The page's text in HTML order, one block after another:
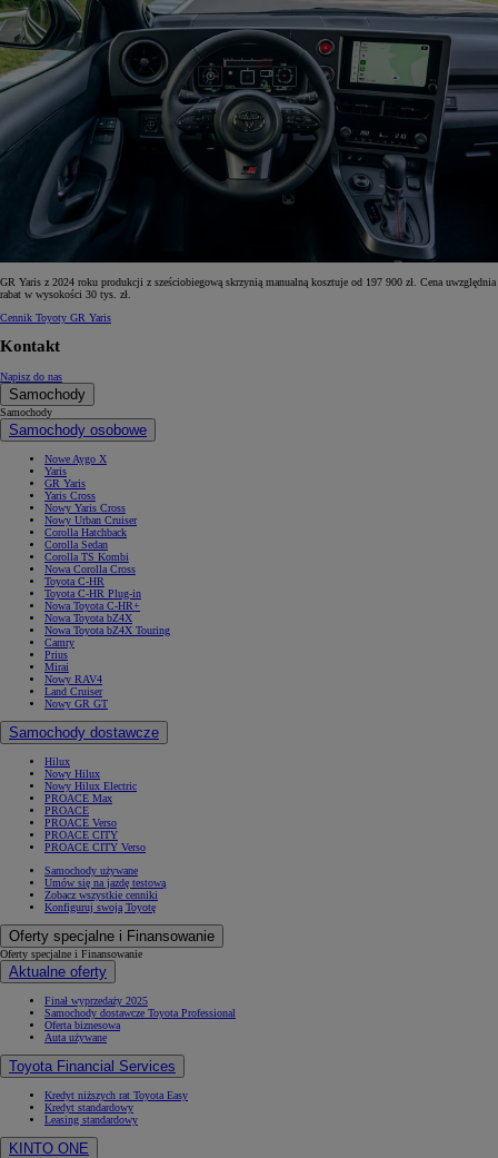
GR Yaris z 2024 roku produkcji z sześciobiegową skrzynią manualną kosztuje od 197 900 zł. Cena uwzględnia
rabat w wysokości 30 tys. zł.
Cennik Toyoty GR Yaris
Kontakt
Napisz do nas
Samochody
Samochody
Samochody osobowe
Nowe Aygo X
Yaris
GR Yaris
Yaris Cross
Nowy Yaris Cross
Nowy Urban Cruiser
Corolla Hatchback
Corolla Sedan
Corolla TS Kombi
Nowa Corolla Cross
Toyota C-HR
Toyota C-HR Plug-in
Nowa Toyota C-HR+
Nowa Toyota bZ4X
Nowa Toyota bZ4X Touring
Camry
Prius
Mirai
Nowy RAV4
Land Cruiser
Nowy GR GT
Samochody dostawcze
Hilux
Nowy Hilux
Nowy Hilux Electric
PROACE Max
PROACE
PROACE Verso
PROACE CITY
PROACE CITY Verso
Samochody używane
Umów się na jazdę testową
Zobacz wszystkie cenniki
Konfiguruj swoją Toyotę
Oferty specjalne i Finansowanie
Oferty specjalne i Finansowanie
Aktualne oferty
Finał wyprzedaży 2025
Samochody dostawcze Toyota Professional
Oferta biznesowa
Auta używane
Toyota Financial Services
Kredyt niższych rat Toyota Easy
Kredyt standardowy
Leasing standardowy
KINTO ONE